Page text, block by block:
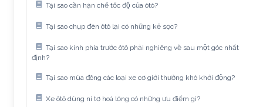
Tại sao cần hạn chế tốc độ của ôtô?
Tại sao chụp đèn ôtô lại có những kẻ sọc?
Tại sao kính phía trước ôtô phải nghiêng về sau một góc nhất
định?
Tại sao mùa đông các loại xe cơ giới thường khó khởi động?
Xe ôtô dùng ni tơ hoá lỏng có những ưu điểm gì?